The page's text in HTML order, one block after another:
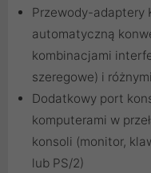
Przewody-adaptery
automatyczną
kombinacjami
szeregowe) i
Dodatkowy port
komputerami w
konsoli (monitor,
lub PS/2)